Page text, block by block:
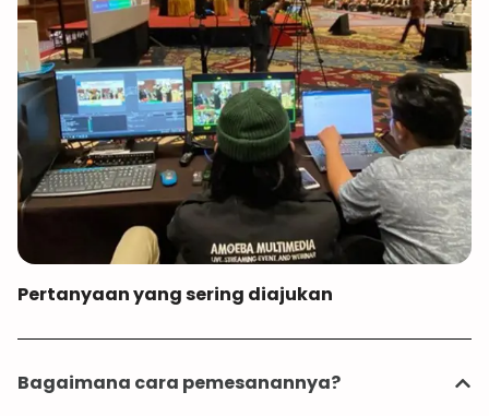
Pertanyaan yang sering diajukan
Bagaimana cara pemesanannya?